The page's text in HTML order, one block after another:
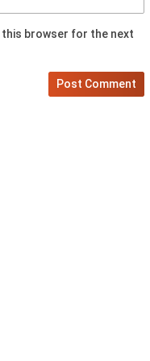
this browser for the next